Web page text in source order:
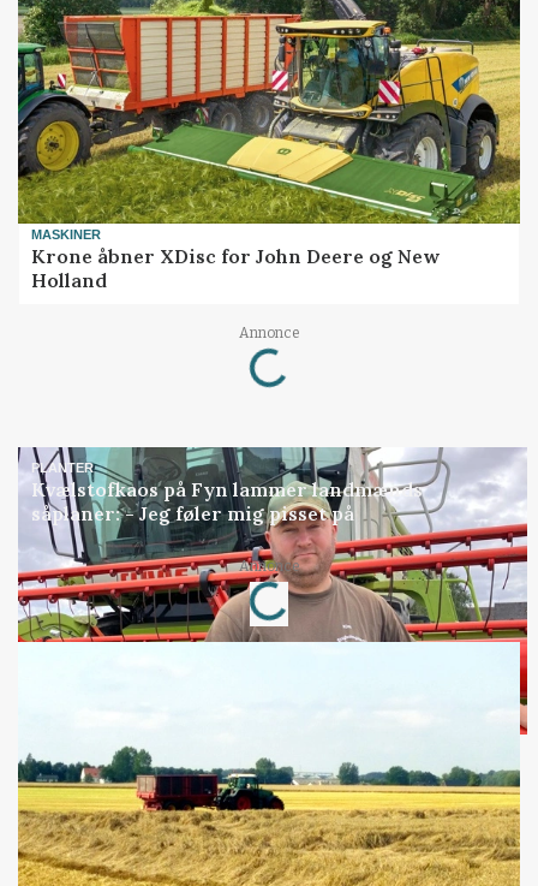
MASKINER
Krone åbner XDisc for John Deere og New
Holland
Annonce
Loading...
PLANTER
Kvælstofkaos på Fyn lammer landmænds
såplaner: - Jeg føler mig pisset på
Annonce
Loading...